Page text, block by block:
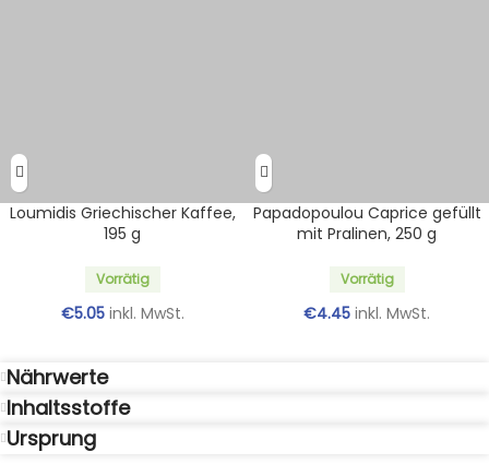
Loumidis Griechischer Kaffee,
195 g
Vorrätig
€5.05 inkl. MwSt.
Papadopoulou Caprice gefüllt
mit Pralinen, 250 g
Vorrätig
€4.45 inkl. MwSt.
Nährwerte
Inhaltsstoffe
Ursprung